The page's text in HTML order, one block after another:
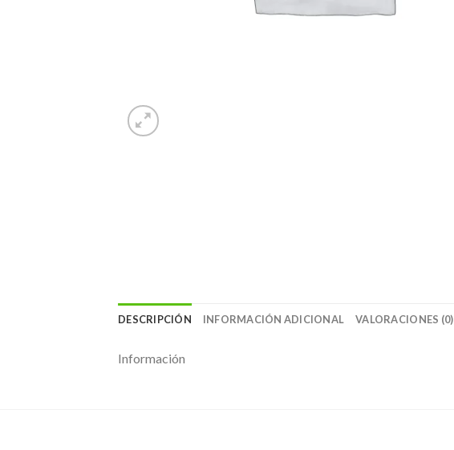
DESCRIPCIÓN INFORMACIÓN ADICIONAL VALORACIONES (0)
Información